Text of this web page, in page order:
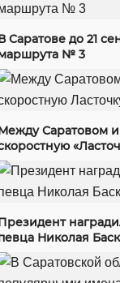
Саратове до 21
№ 3
Саратовом и
Николая